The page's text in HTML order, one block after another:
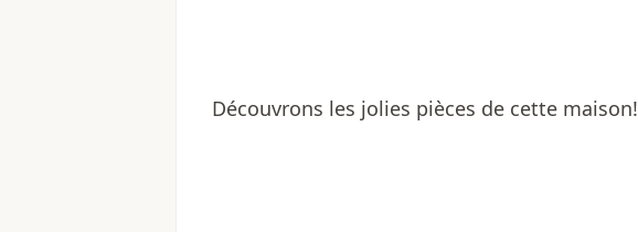
Découvrons les jolies pièces de cette maison!